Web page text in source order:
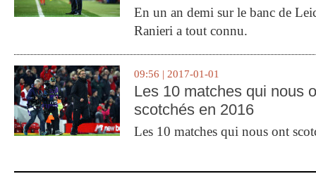
En un an demi sur le banc de
Ranieri a tout connu.
09:56 | 2017-01-01
Les 10 matches qui nous
scotchés en 2016
Les 10 matches qui nous ont